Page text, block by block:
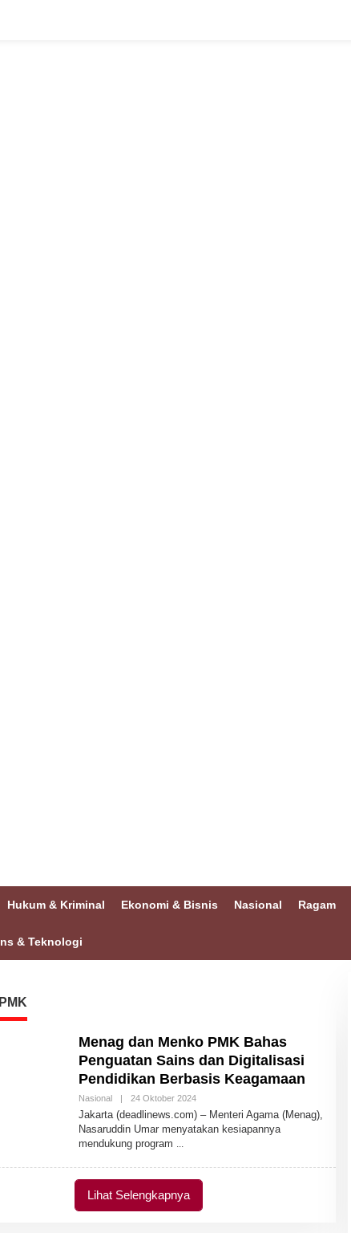
Hukum & Kriminal Ekonomi & Bisnis Nasional Ragam
& Teknologi
Menag dan Menko PMK Bahas
Penguatan Sains dan Digitalisasi
Pendidikan Berbasis Keagamaan
Nasional | 24 Oktober 2024O
L
E
H
M
Jakarta (deadlinews.com) – Menteri Agama (Menag),
Nasaruddin Umar menyatakan kesiapannya
mendukung program
Lihat Selengkapnya